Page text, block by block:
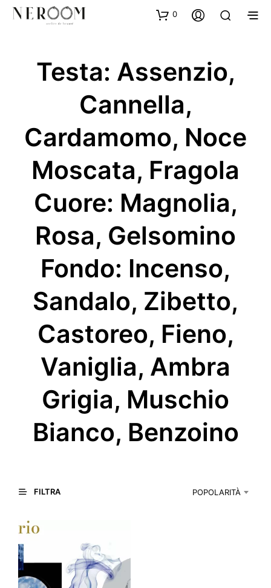
0
Testa: Assenzio,
Cannella,
Cardamomo, Noce
Moscata, Fragola
Cuore: Magnolia,
Rosa, Gelsomino
Fondo: Incenso,
Sandalo, Zibetto,
Castoreo, Fieno,
Vaniglia, Ambra
Grigia, Muschio
Bianco, Benzoino
FILTRA POPOLARITÀ